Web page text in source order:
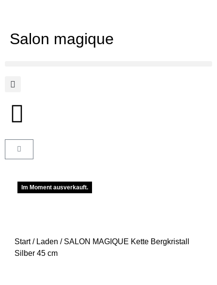
Salon magique
Im Moment ausverkauft.
Start/ Laden / SALON MAGIQUE Kette Bergkristall
Silber 45 cm